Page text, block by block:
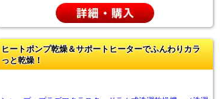
ヒートポンプ乾燥＆サポートヒーターでふんわりカラ
っと乾燥！